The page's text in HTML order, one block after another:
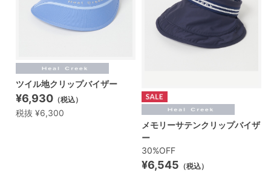
ツイル地クリップバイザー
¥6,930 （税込）
税抜 ¥6,300
メモリーサテンクリップバイザ
ー
30%OFF
¥6,545 （税込）